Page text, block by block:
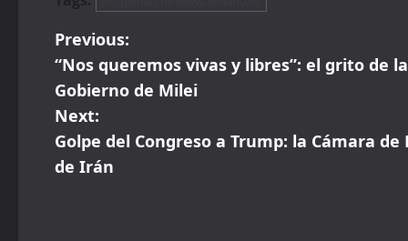
P
o
s
t
Previous:
“Nos queremos vivas y libres”: el grito de
Gobierno de Milei
Next:
Golpe del Congreso a Trump: la Cámara
de Irán